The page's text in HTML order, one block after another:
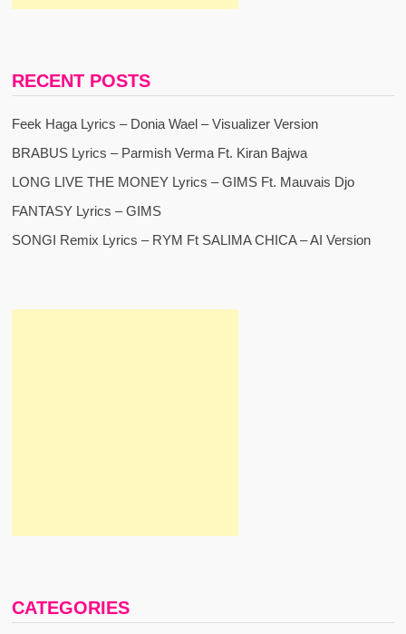
RECENT POSTS
Feek Haga Lyrics – Donia Wael – Visualizer Version
BRABUS Lyrics – Parmish Verma Ft. Kiran Bajwa
LONG LIVE THE MONEY Lyrics – GIMS Ft. Mauvais Djo
FANTASY Lyrics – GIMS
SONGI Remix Lyrics – RYM Ft SALIMA CHICA – AI Version
CATEGORIES